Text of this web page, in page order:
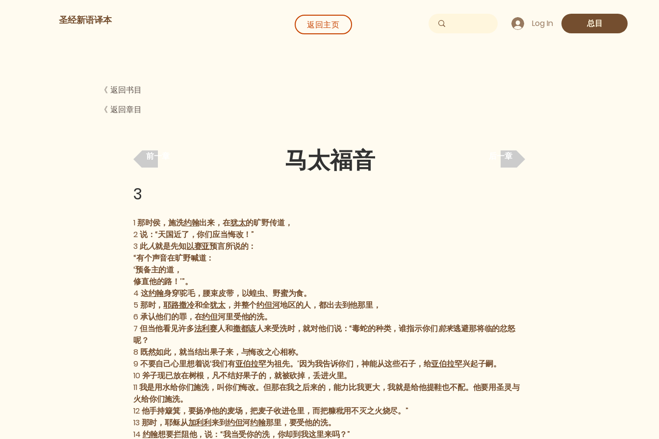
圣经新语译本 Log In 总目
返回主页
《 返回书目
《 返回章目
前一章 马太福音 后一章
3
1那时侯，施洗约翰出来，在犹太的旷野传道，
2说：“天国近了，你们应当悔改！”
3 此人就是先知以赛亚预言所说的：
“有个声音在旷野喊道：
‘预备主的道，
修直他的路！’”。
4 这约翰身穿驼毛，腰束皮带，以蝗虫、野蜜为食。
5 那时，耶路撒冷和全犹太，并整个约但河地区的人，都出去到他那里，
6 承认他们的罪，在约但河里受他的洗。
7 但当他看见许多法利赛人和撒都该人来受洗时，就对他们说：“毒蛇的种类，谁指示你们前来逃避那将临的忿怒
呢？
8 既然如此，就当结出果子来，与悔改之心相称。
9不要自己心里想着说‘我们有亚伯拉罕为祖先。’因为我告诉你们，神能从这些石子，给亚伯拉罕兴起子嗣。
10斧子现已放在树根，凡不结好果子的，就被砍掉，丢进火里。
11我是用水给你们施洗，叫你们悔改。但那在我之后来的，能力比我更大，我就是给他提鞋也不配。他要用圣灵与
火给你们施洗。
12他手持簸箕，要扬净他的麦场，把麦子收进仓里，而把糠秕用不灭之火烧尽。”
13 那时，耶稣从加利利来到约但河约翰那里，要受他的洗。
14 约翰想要拦阻他，说：“我当受你的洗，你却到我这里来吗？”